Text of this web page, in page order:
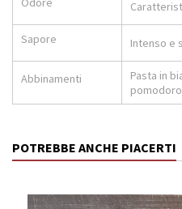
Sapore Intenso e
Abbinamenti
Pasta in
POTREBBE ANCHE PIACERTI